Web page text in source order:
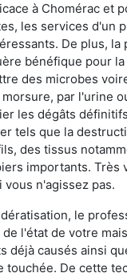
à Chomérac et
les services d'un
De plus, la
bénéfique pour
des microbes
par l'urine
les dégâts
tels que la
des tissus
importants. Très
n'agissez pas.
le
l'état de votre
déjà causés ainsi
touchée. De cette